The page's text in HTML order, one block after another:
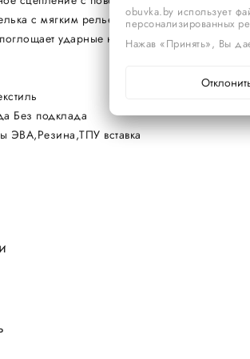
с мягким рельефом распределяет
ударные нагрузки, тем
Без подклада
ЭВА,Резина,ТПУ вставка
obuvka.by использует
персонализированных
Нажав «Принять», Вы